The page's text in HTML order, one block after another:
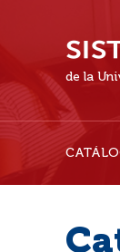
de la